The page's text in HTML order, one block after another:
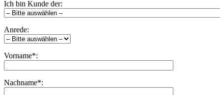
Ich bin Kunde der:
Anrede:
Vorname*:
Nachname*: